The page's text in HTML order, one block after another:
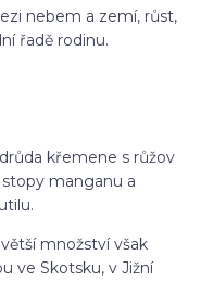
nebem a zemí, růst,
řadě rodinu.
křemene s růžov
manganu a
množství však
ve Skotsku, v Jižní